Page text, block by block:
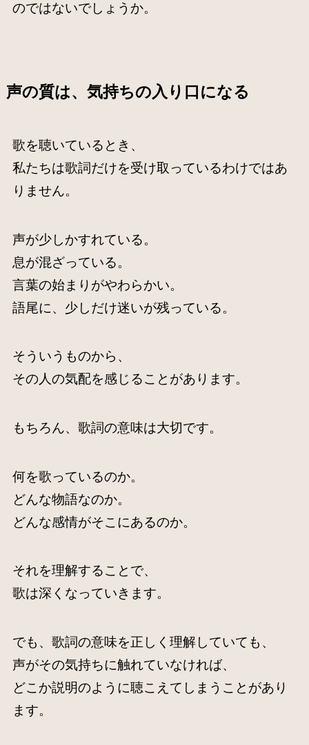
のではないでしょうか。
声の質は、気持ちの入り口になる
歌を聴いているとき、
私たちは歌詞だけを受け取っているわけではあ
りません。
声が少しかすれている。
息が混ざっている。
言葉の始まりがやわらかい。
語尾に、少しだけ迷いが残っている。
そういうものから、
その人の気配を感じることがあります。
もちろん、歌詞の意味は大切です。
何を歌っているのか。
どんな物語なのか。
どんな感情がそこにあるのか。
それを理解することで、
歌は深くなっていきます。
でも、歌詞の意味を正しく理解していても、
声がその気持ちに触れていなければ、
どこか説明のように聴こえてしまうことがあり
ます。